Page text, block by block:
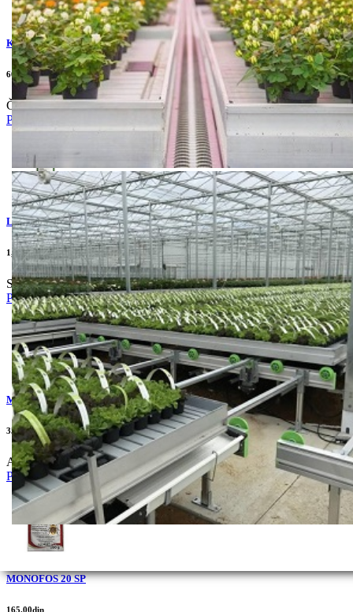
KANTON 700 WG
600.00din
Čađava pegavost, jabuka.
Pogledaj
LECTOR SUPER
1,345.00din
Soja , jednogodišnji uskolisni korovi.
Pogledaj
MIDO 20% SL
350.00din
Aphis pomi...
Pogledaj
MONOFOS 20 SP
165.00din